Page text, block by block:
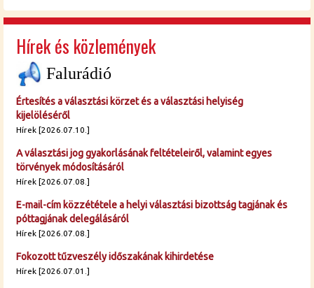
Hírek és közlemények
Falurádió
Értesítés a választási körzet és a választási helyiség
kijelöléséről
Hírek [2026.07.10.]
A választási jog gyakorlásának feltételeiről, valamint egyes
törvények módosításáról
Hírek [2026.07.08.]
E-mail-cím közzététele a helyi választási bizottság tagjának és
póttagjának delegálásáról
Hírek [2026.07.08.]
Fokozott tűzveszély időszakának kihirdetése
Hírek [2026.07.01.]